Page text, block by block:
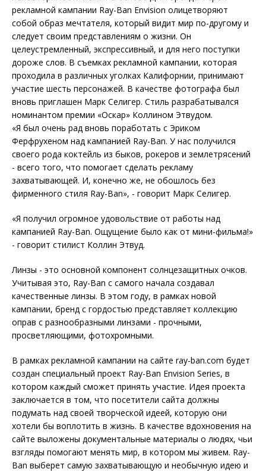
рекламной кампании Ray-Ban Envision олицетворяют
собой образ мечтателя, который видит мир по-другому и
следует своим представлениям о жизни. Он
целеустремленный, экспрессивный, и для него поступки
дороже слов. В съемках рекламной кампании, которая
проходила в различных уголках Калифорнии, принимают
участие шесть персонажей. В качестве фотографа был
вновь приглашен Марк Селигер. Стиль разрабатывался
номинантом премии «Оскар» Коллином Этвудом.
«Я был очень рад вновь поработать с Эриком
Ферфрухеном над кампанией Ray-Ban. У нас получился
своего рода коктейль из быков, рокеров и землетрясений
- всего того, что помогает сделать рекламу
захватывающей. И, конечно же, не обошлось без
фирменного стиля Ray-Ban», - говорит Марк Селигер.
«Я получил огромное удовольствие от работы над
кампанией Ray-Ban. Ощущение было как от мини-фильма!»
- говорит стилист Коллин Этвуд.
Линзы - это основной компонент солнцезащитных очков.
Учитывая это, Ray-Ban с самого начала создавал
качественные линзы. В этом году, в рамках новой
кампании, бренд с гордостью представляет коллекцию
оправ с разнообразными линзами - прочными,
просветляющими, фотохромными.
В рамках рекламной кампании на сайте ray-ban.com будет
создан специальный проект Ray-Ban Envision Series, в
котором каждый сможет принять участие. Идея проекта
заключается в том, что посетители сайта должны
подумать над своей творческой идеей, которую они
хотели бы воплотить в жизнь. В качестве вдохновения на
сайте выложены документальные материалы о людях, чьи
взгляды помогают менять мир, в котором мы живем. Ray-
Ban выберет самую захватывающую и необычную идею и